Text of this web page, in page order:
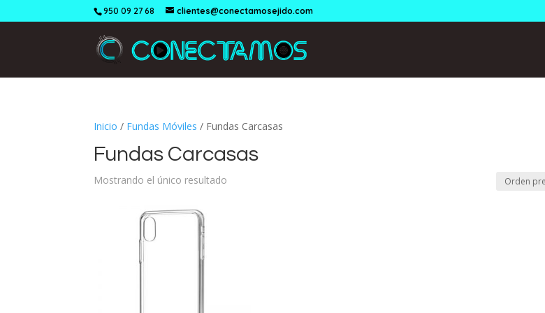
950 09 27 68 clientes@conectamosejido.com
Inicio / Fundas Móviles / Fundas Carcasas
Fundas Carcasas
Mostrando el único resultado